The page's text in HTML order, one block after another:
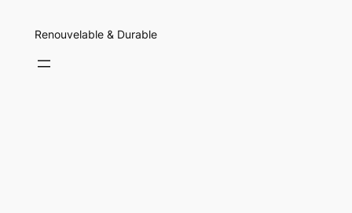
Renouvelable & Durable